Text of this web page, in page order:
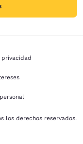
los derechos reservados.